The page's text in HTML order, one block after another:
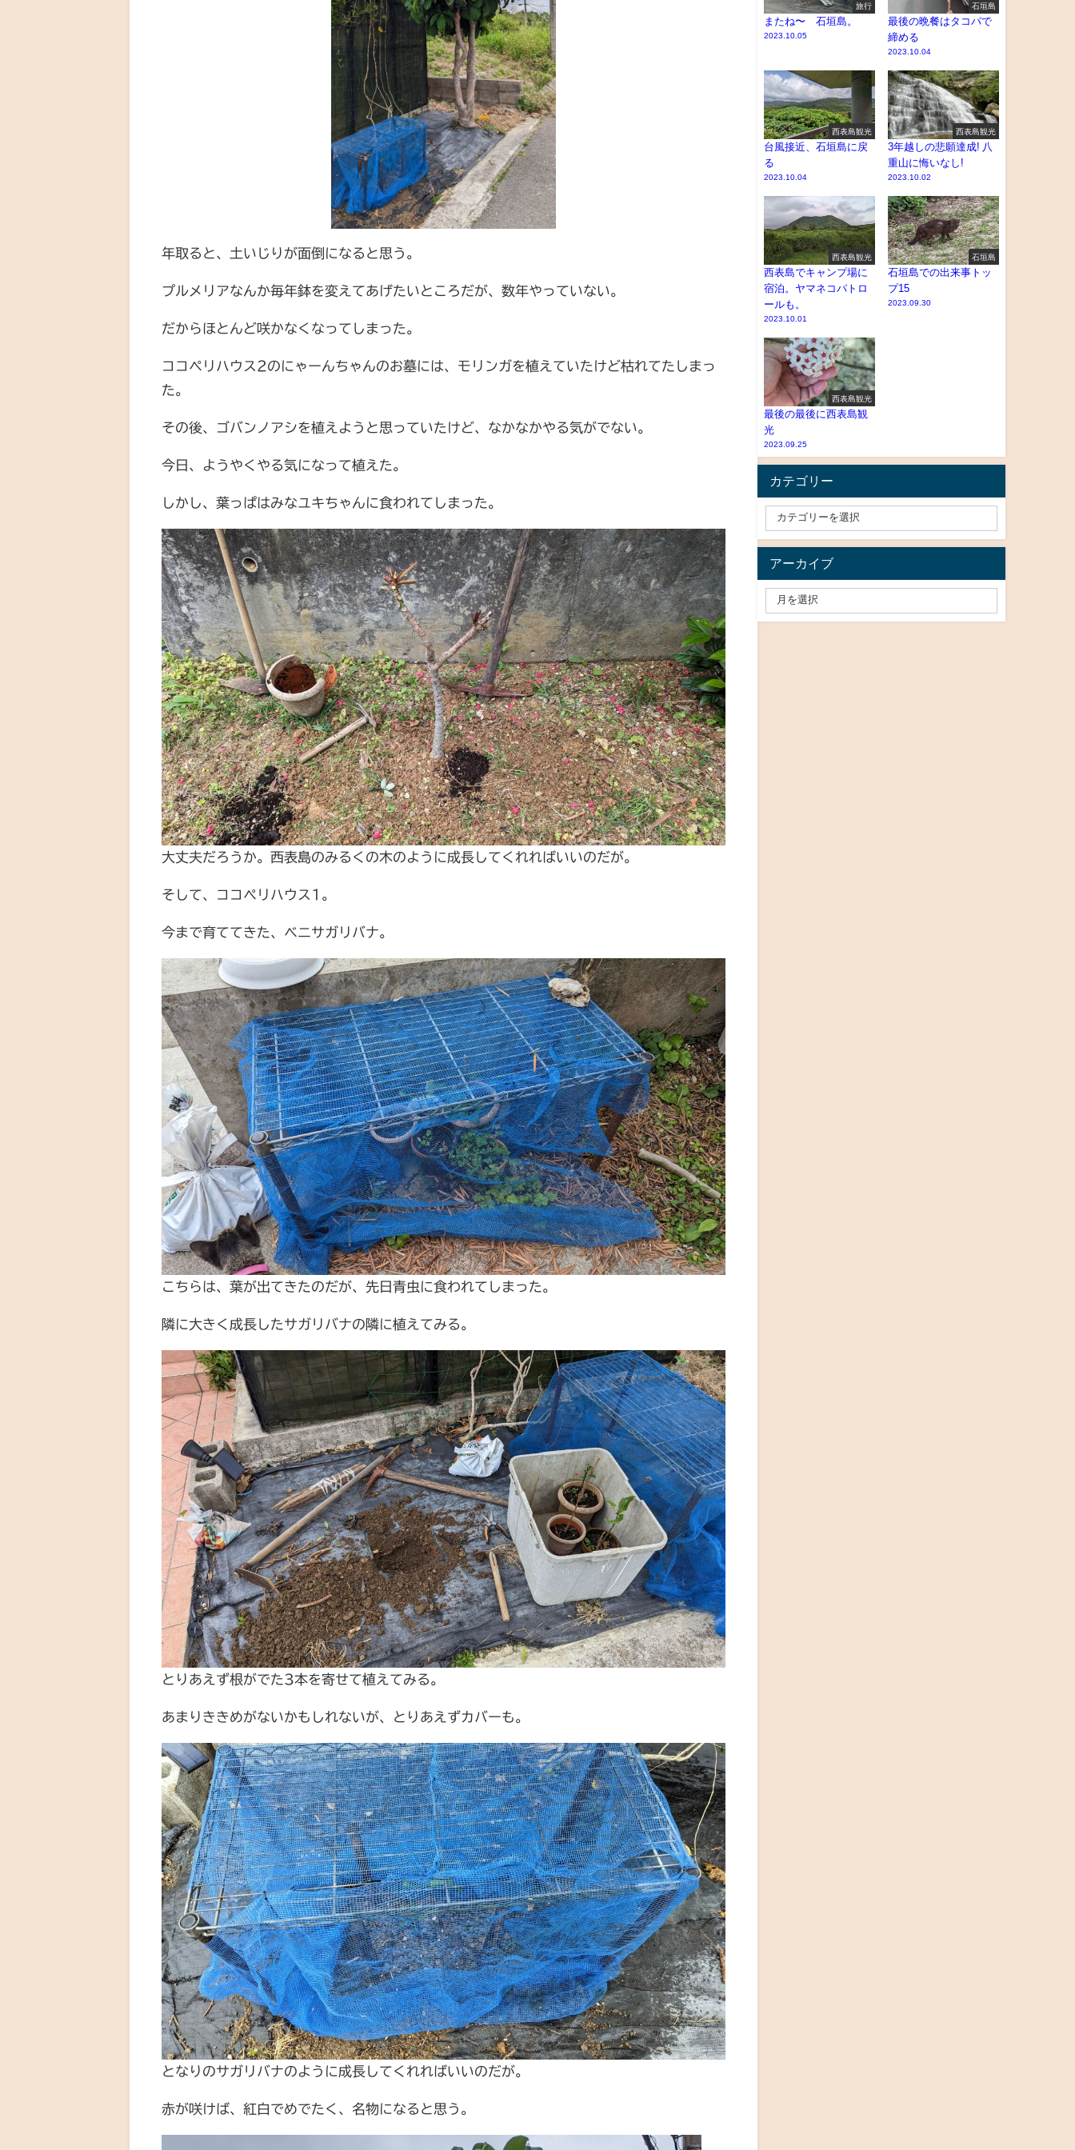
年取ると、土いじりが面倒になると思う。
プルメリアなんか毎年鉢を変えてあげたいところだが、数年やっていない。
だからほとんど咲かなくなってしまった。
ココペリハウス2のにゃーんちゃんのお墓には、モリンガを植えていたけど枯れてたしまっ
た。
その後、ゴバンノアシを植えようと思っていたけど、なかなかやる気がでない。
今日、ようやくやる気になって植えた。
しかし、葉っぱはみなユキちゃんに食われてしまった。
大丈夫だろうか。西表島のみるくの木のように成長してくれればいいのだが。
そして、ココペリハウス1。
今まで育ててきた、ベニサガリバナ。
こちらは、葉が出てきたのだが、先日青虫に食われてしまった。
隣に大きく成長したサガリバナの隣に植えてみる。
とりあえず根がでた3本を寄せて植えてみる。
あまりききめがないかもしれないが、とりあえずカバーも。
となりのサガリバナのように成長してくれればいいのだが。
赤が咲けば、紅白でめでたく、名物になると思う。
旅行
またね〜 石垣島。
2023.10.05
石垣島
最後の晩餐はタコパで
締める
2023.10.04
西表島観光
台風接近、石垣島に戻
る
2023.10.04
西表島観光
3年越しの悲願達成! 八
重山に悔いなし!
2023.10.02
西表島観光
西表島でキャンプ場に
宿泊。ヤマネコパトロ
ールも。
2023.10.01
石垣島
石垣島での出来事トッ
プ15
2023.09.30
西表島観光
最後の最後に西表島観
光
2023.09.25
カテゴリー
アーカイブ